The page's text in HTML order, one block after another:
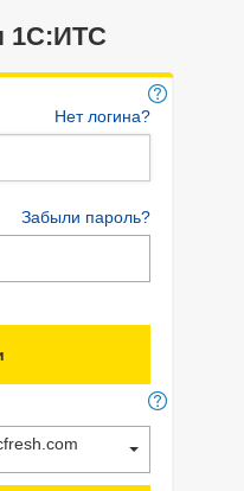
1C:ИТС
Нет логина?
Забыли пароль?